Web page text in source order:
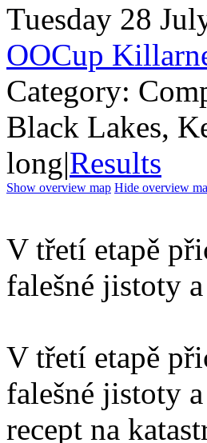
Tuesday 28
OOCup
Category:
Black Lakes,
long|Results
Show overview map Hide overview
V třetí etapě
falešné jistoty
V třetí etapě
falešné jistoty
recept na